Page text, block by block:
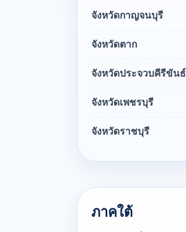
จังหวัดกาญจนบุรี
จังหวัดตาก
จังหวัดประจวบคีรีขันธ์
จังหวัดเพชรบุรี
จังหวัดราชบุรี
ภาคใต้